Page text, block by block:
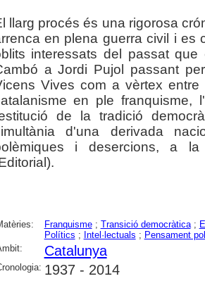
llarg procés és una rigorosa
en plena guerra civil i es
interessats del passat
a Jordi Pujol passant
Vives com a vèrtex
en ple
de la tradició
d'una derivada
i desercions, a la
Franquisme; Transició democràtica;
Polítics ; Intel·lectuals ; Pensament
Catalunya
1937 - 2014